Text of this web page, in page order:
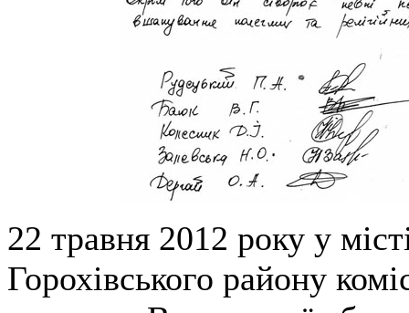
22 травня 2012 року у
Горохівського району